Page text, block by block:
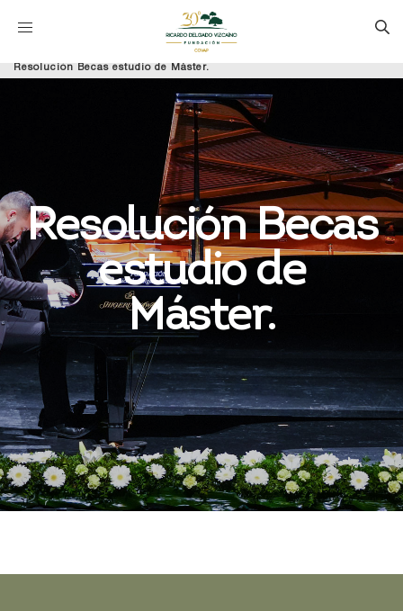
Resolución Becas estudio de Máster.
Resolución Becas
estudio de
Máster.